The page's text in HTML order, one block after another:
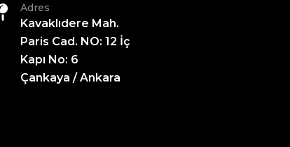
Adres
Kavaklıdere Mah.
Paris Cad. NO: 12 İç
Kapı No: 6
Çankaya / Ankara